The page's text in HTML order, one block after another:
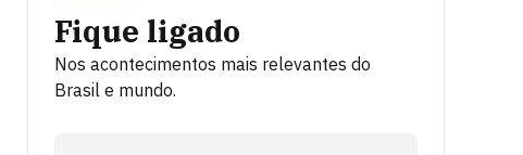
Fique ligado
Nos acontecimentos mais relevantes do
Brasil e mundo.